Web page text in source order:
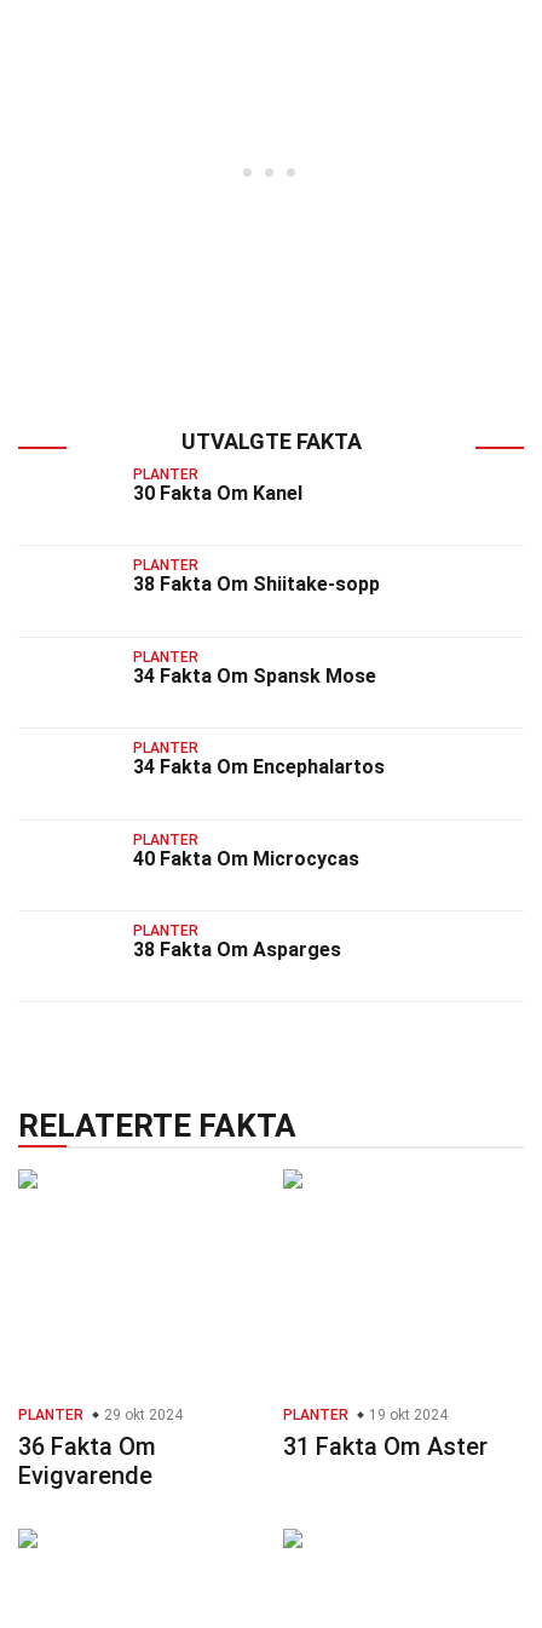
UTVALGTE FAKTA
PLANTER
30 Fakta Om Kanel
PLANTER
38 Fakta Om Shiitake-sopp
PLANTER
34 Fakta Om Spansk Mose
PLANTER
34 Fakta Om Encephalartos
PLANTER
40 Fakta Om Microcycas
PLANTER
38 Fakta Om Asparges
RELATERTE FAKTA
PLANTER 29 okt 2024
36 Fakta Om
Evigvarende
PLANTER 19 okt 2024
31 Fakta Om Aster